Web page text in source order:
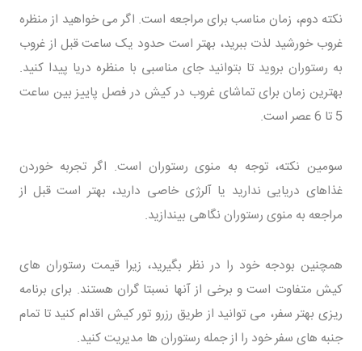
نکته دوم، زمان مناسب برای مراجعه است. اگر می خواهید از منظره
غروب خورشید لذت ببرید، بهتر است حدود یک ساعت قبل از غروب
به رستوران بروید تا بتوانید جای مناسبی با منظره دریا پیدا کنید.
بهترین زمان برای تماشای غروب در کیش در فصل پاییز بین ساعت
5 تا 6 عصر است.
سومین نکته، توجه به منوی رستوران است. اگر تجربه خوردن
غذاهای دریایی ندارید یا آلرژی خاصی دارید، بهتر است قبل از
مراجعه به منوی رستوران نگاهی بیندازید.
همچنین بودجه خود را در نظر بگیرید، زیرا قیمت رستوران های
کیش متفاوت است و برخی از آنها نسبتا گران هستند. برای برنامه
ریزی بهتر سفر، می توانید از طریق رزرو تور کیش اقدام کنید تا تمام
جنبه های سفر خود را از جمله رستوران ها مدیریت کنید.